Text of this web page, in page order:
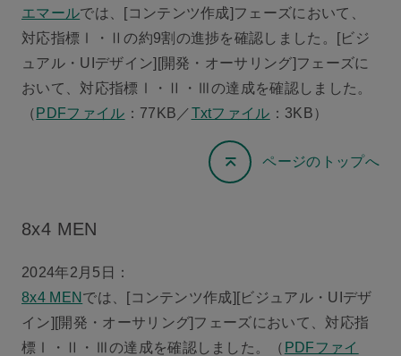
エマールでは、[コンテンツ作成]フェーズにおいて、
対応指標Ⅰ・Ⅱの約9割の進捗を確認しました。[ビジ
ュアル・UIデザイン][開発・オーサリング]フェーズに
おいて、対応指標Ⅰ・Ⅱ・Ⅲの達成を確認しました。
（ PDFファイル ：77KB／Txtファイル ：3KB）
ページのトップへ
8x4 MEN
2024年2月5日：
8x4 MEN では、[コンテンツ作成][ビジュアル・UIデザ
イン][開発・オーサリング]フェーズにおいて、対応指
標Ⅰ・Ⅱ・Ⅲの達成を確認しました。（ PDFファイ